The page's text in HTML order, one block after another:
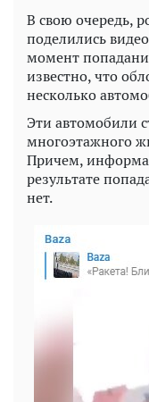
В свою очередь,
поделились
момент
известно, что
несколько
Эти автомобили
многоэтажного
Причем,
результате
нет.